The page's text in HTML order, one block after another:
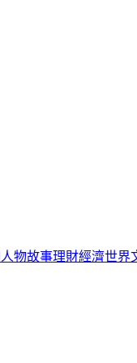
人物故事理財經濟世界